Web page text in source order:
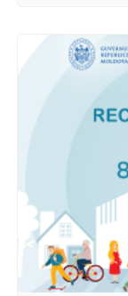
constatatori
18 iunie